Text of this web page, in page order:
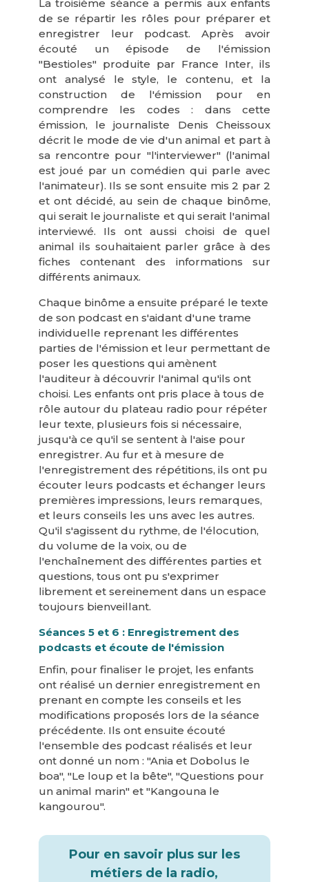
La troisième séance a permis aux enfants
de se répartir les rôles pour préparer et
enregistrer leur podcast. Après avoir
écouté un épisode de l'émission
"Bestioles" produite par France Inter, ils
ont analysé le style, le contenu, et la
construction de l'émission pour en
comprendre les codes : dans cette
émission, le journaliste Denis Cheissoux
décrit le mode de vie d'un animal et part à
sa rencontre pour "l'interviewer" (l'animal
est joué par un comédien qui parle avec
l'animateur). Ils se sont ensuite mis 2 par 2
et ont décidé, au sein de chaque binôme,
qui serait le journaliste et qui serait l'animal
interviewé. Ils ont aussi choisi de quel
animal ils souhaitaient parler grâce à des
fiches contenant des informations sur
différents animaux.
Chaque binôme a ensuite préparé le texte
de son podcast en s'aidant d'une trame
individuelle reprenant les différentes
parties de l'émission et leur permettant de
poser les questions qui amènent
l'auditeur à découvrir l'animal qu'ils ont
choisi. Les enfants ont pris place à tous de
rôle autour du plateau radio pour répéter
leur texte, plusieurs fois si nécessaire,
jusqu'à ce qu'il se sentent à l'aise pour
enregistrer. Au fur et à mesure de
l'enregistrement des répétitions, ils ont pu
écouter leurs podcasts et échanger leurs
premières impressions, leurs remarques,
et leurs conseils les uns avec les autres.
Qu'il s'agissent du rythme, de l'élocution,
du volume de la voix, ou de
l'enchaînement des différentes parties et
questions, tous ont pu s'exprimer
librement et sereinement dans un espace
toujours bienveillant.
Séances 5 et 6 : Enregistrement des
podcasts et écoute de l'émission
Enfin, pour finaliser le projet, les enfants
ont réalisé un dernier enregistrement en
prenant en compte les conseils et les
modifications proposés lors de la séance
précédente. Ils ont ensuite écouté
l'ensemble des podcast réalisés et leur
ont donné un nom : "Ania et Dobolus le
boa", "Le loup et la bête", "Questions pour
un animal marin" et "Kangouna le
kangourou".
Pour en savoir plus sur les
métiers de la radio,